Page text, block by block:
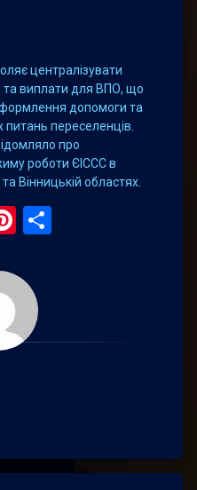
централізувати
та виплати для ВПО, що
допомоги та
переселенців.
про
роботи ЄІССС в
Вінницькій областях.
Pinterest